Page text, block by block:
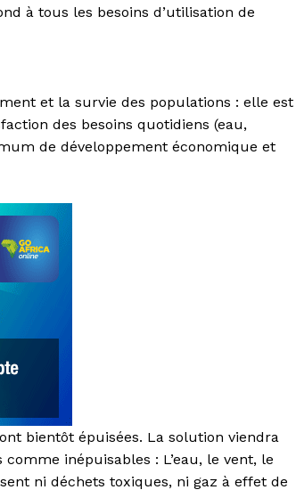
à tous les besoins d’utilisation de
et la survie des populations : elle est
des besoins quotidiens (eau,
de développement économique et
bientôt épuisées. La solution viendra
inépuisables : L’eau, le vent, le
ni déchets toxiques, ni gaz à effet de